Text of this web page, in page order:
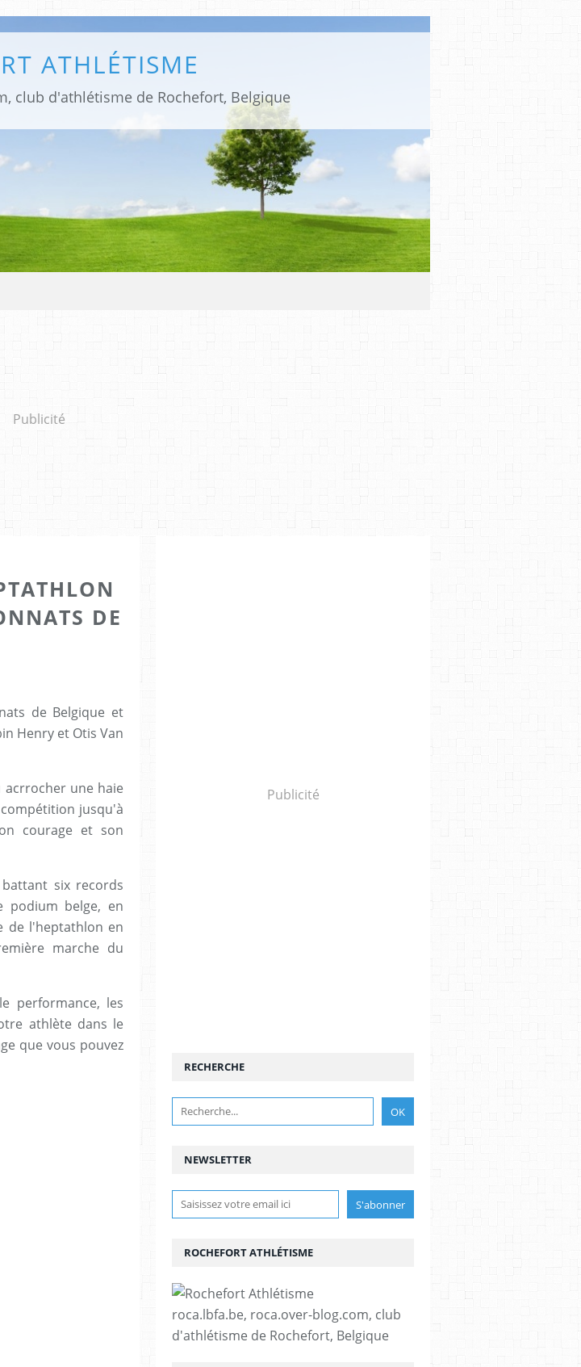
ATHLÉTISME
club d'athlétisme de Rochefort, Belgique
Publicité
DE
de Belgique et
Henry et Otis Van
une haie
jusqu'à
courage et son
six records
podium belge, en
de l'heptathlon en
marche du
performance, les
athlète dans le
que vous pouvez
Publicité
NEWSLETTER
RECHERCHE
ROCHEFORT ATHLÉTISME
roca.lbfa.be, roca.over-blog.com, club
d'athlétisme de Rochefort, Belgique